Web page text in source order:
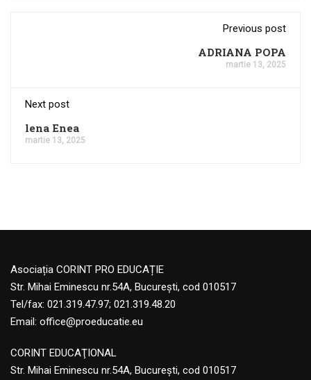
Previous post
ADRIANA POPA
martie 13, 2025
Next post
lena Enea
martie 13, 2025
Asociația CORINT PRO EDUCAȚIE
Str. Mihai Eminescu nr.54A, București, cod 010517
Tel/fax: 021.319.47.97; 021.319.48.20
Email: office@proeducatie.eu
CORINT EDUCAŢIONAL
Str. Mihai Eminescu nr.54A, Bucureşti, cod 010517